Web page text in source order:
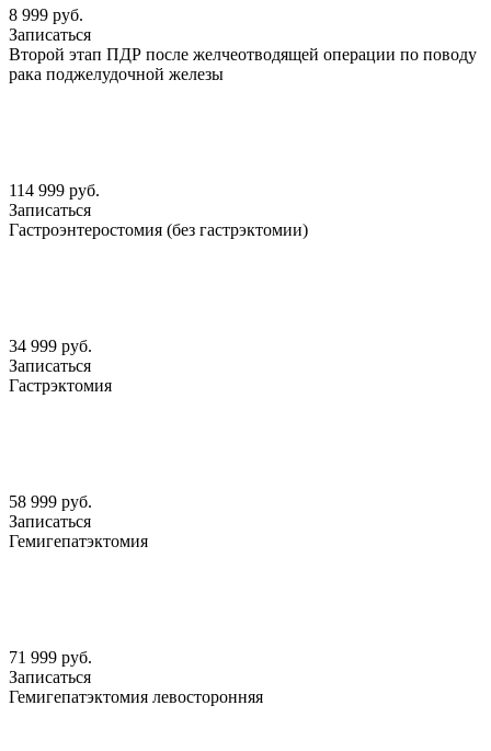
8 999 руб.
Записаться
Второй этап ПДР после желчеотводящей операции по поводу
рака поджелудочной железы
114 999 руб.
Записаться
Гастроэнтеростомия (без гастрэктомии)
34 999 руб.
Записаться
Гастрэктомия
58 999 руб.
Записаться
Гемигепатэктомия
71 999 руб.
Записаться
Гемигепатэктомия левосторонняя